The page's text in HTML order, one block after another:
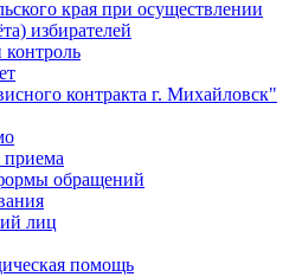
края при осуществлении
избирателей
контракта г. Михайловск"
приема
обращений
лиц
помощь